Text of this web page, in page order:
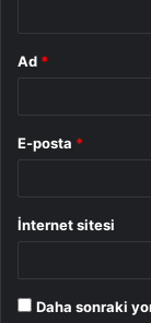
Ad *
E-posta *
İnternet sitesi
Daha sonraki